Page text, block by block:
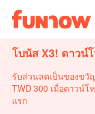
โบนัส X3! ดาวน์
รับส่วนลดเป็นของขวั
TWD 300 เมื่อดาวน์
แรก